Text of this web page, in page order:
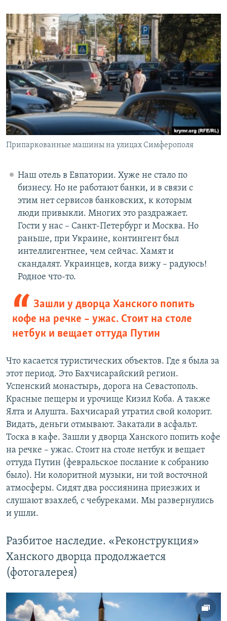
Припаркованные машины на улицах Симферополя
Наш отель в Евпатории. Хуже не стало по
бизнесу. Но не работают банки, и в связи с
этим нет сервисов банковских, к которым
люди привыкли. Многих это раздражает.
Гости у нас – Санкт-Петербург и Москва. Но
раньше, при Украине, контингент был
интеллигентнее, чем сейчас. Хамят и
скандалят. Украинцев, когда вижу – радуюсь!
Родное что-то.
Зашли у дворца Ханского попить
кофе на речке – ужас. Стоит на столе
нетбук и вещает оттуда Путин
Что касается туристических объектов. Где я была за
этот период. Это Бахчисарайский регион.
Успенский монастырь, дорога на Севастополь.
Красные пещеры и урочище Кизил Коба. А также
Ялта и Алушта. Бахчисарай утратил свой колорит.
Видать, деньги отмывают. Закатали в асфальт.
Тоска в кафе. Зашли у дворца Ханского попить кофе
на речке – ужас. Стоит на столе нетбук и вещает
оттуда Путин (февральское послание к собранию
было). Ни колоритной музыки, ни той восточной
атмосферы. Сидят два россиянина приезжих и
слушают взахлеб, с чебуреками. Мы развернулись
и ушли.
Разбитое наследие. «Реконструкция»
Ханского дворца продолжается
(фотогалерея)